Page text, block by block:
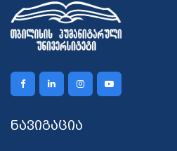
ნავიგაცია